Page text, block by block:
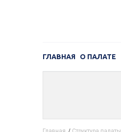
ГЛАВНАЯ О ПАЛАТЕ